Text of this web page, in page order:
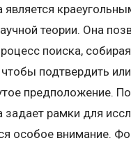
является
теории. Она
поиска,
подтвердить
предположение.
задает рамки для
особое внимание.